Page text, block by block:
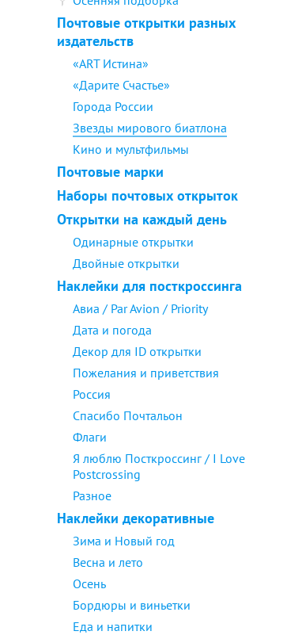
Почтовые открытки разных
издательств
«ART Истина»
«Дарите Счастье»
Города России
Звезды мирового биатлона
Кино и мультфильмы
Почтовые марки
Наборы почтовых открыток
Открытки на каждый день
Одинарные открытки
Двойные открытки
Наклейки для посткроссинга
Авиа / Par Avion / Priority
Дата и погода
Декор для ID открытки
Пожелания и приветствия
Россия
Спасибо Почтальон
Флаги
Я люблю Посткроссинг / I Love
Postcrossing
Разное
Наклейки декоративные
Зима и Новый год
Весна и лето
Осень
Бордюры и виньетки
Еда и напитки